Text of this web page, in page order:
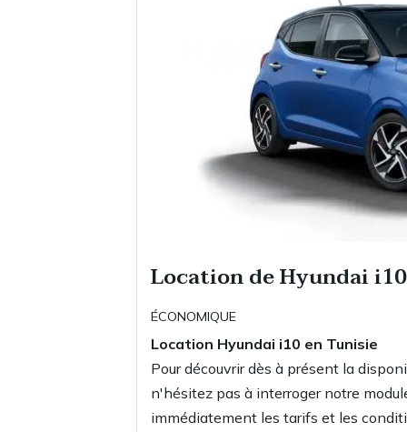
Location de Hyundai
ÉCONOMIQUE
Location Hyundai i10 en Tunisie
Pour découvrir dès à présent la
n'hésitez pas à interroger notre
immédiatement les tarifs et les